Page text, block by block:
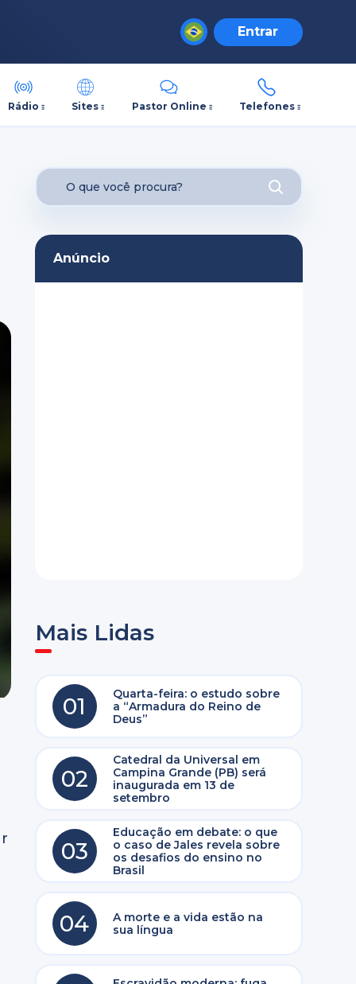
Entrar
Rádio Sites Pastor Online Telefones
Anúncio
Mais Lidas
01
Quarta-feira: o estudo sobre
a “Armadura do Reino de
Deus”
02
Catedral da Universal em
Campina Grande (PB) será
inaugurada em 13 de
setembro
03
Educação em debate: o que
o caso de Jales revela sobre
os desafios do ensino no
Brasil
04
A morte e a vida estão na
sua língua